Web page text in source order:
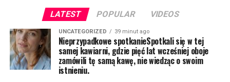
LATEST POPULAR VIDEOS
UNCATEGORIZED 39 minut ago
Nieprzypadkowe spotkanieSpotkali się w tej
samej kawiarni, gdzie pięć lat wcześniej oboje
zamówili tę samą kawę, nie wiedząc o swoim
istnieniu.